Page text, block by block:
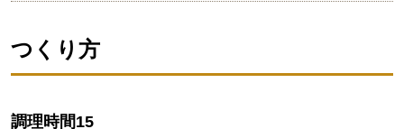
つくり方
調理時間15